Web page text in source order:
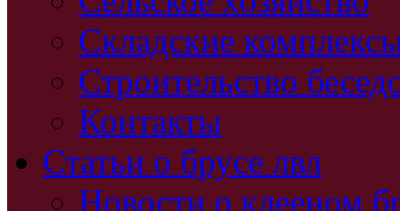
Складские
Строительство
Контакты
Статьи о брусе лвл
Новости о клееном